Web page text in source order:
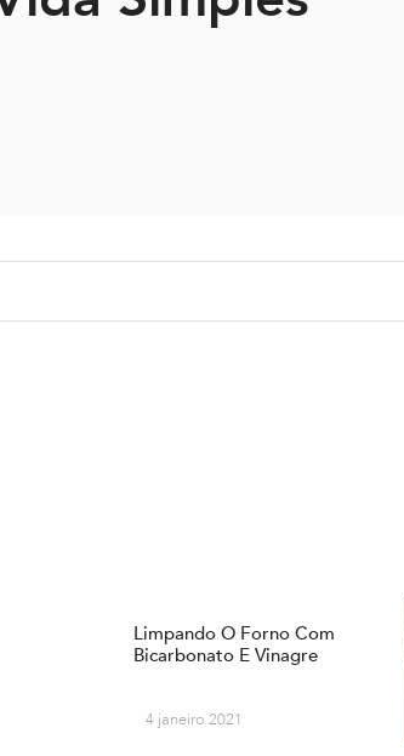
Limpando O Forno Com
Bicarbonato E Vinagre
4 janeiro 2021